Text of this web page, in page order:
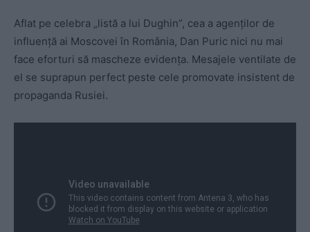
Aflat pe celebra „listă a lui Dughin”, cea a agenților de
influență ai Moscovei în România, Dan Puric nici nu mai
face eforturi să mascheze evidența. Mesajele ventilate de
el se suprapun perfect peste cele promovate insistent de
propaganda Rusiei.